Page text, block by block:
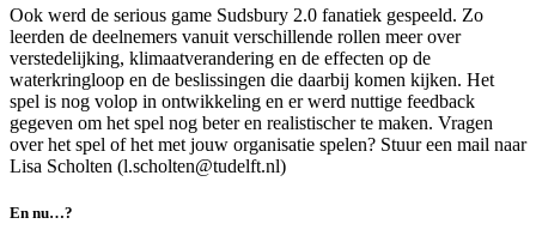
Ook werd de serious game Sudsbury 2.0 fanatiek gespeeld. Zo
leerden de deelnemers vanuit verschillende rollen meer over
verstedelijking, klimaatverandering en de effecten op de
waterkringloop en de beslissingen die daarbij komen kijken. Het
spel is nog volop in ontwikkeling en er werd nuttige feedback
gegeven om het spel nog beter en realistischer te maken. Vragen
over het spel of het met jouw organisatie spelen? Stuur een mail naar
Lisa Scholten (l.scholten@tudelft.nl)
En nu…?